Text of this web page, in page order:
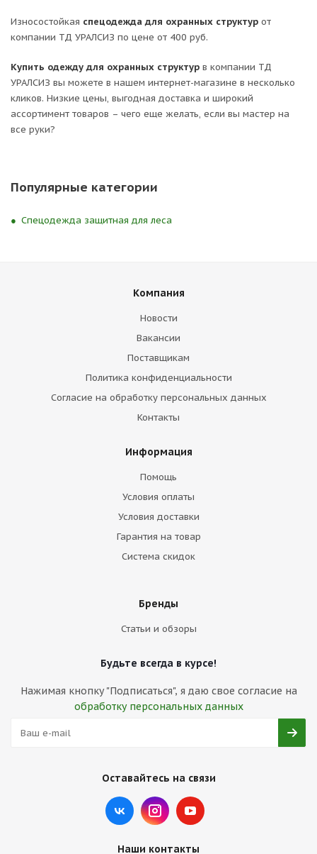
Износостойкая спецодежда для охранных структур от
компании ТД УРАЛСИЗ по цене от 400 руб.
Купить одежду для охранных структур в компании ТД
УРАЛСИЗ вы можете в нашем интернет-магазине в несколько
кликов. Низкие цены, выгодная доставка и широкий
ассортимент товаров – чего еще желать, если вы мастер на
все руки?
Популярные категории
Спецодежда защитная для леса
Компания
Новости
Вакансии
Поставщикам
Политика конфиденциальности
Согласие на обработку персональных данных
Контакты
Информация
Помощь
Условия оплаты
Условия доставки
Гарантия на товар
Система скидок
Бренды
Статьи и обзоры
Будьте всегда в курсе!
Нажимая кнопку "Подписаться", я даю свое согласие на
обработку персональных данных
Оставайтесь на связи
Наши контакты